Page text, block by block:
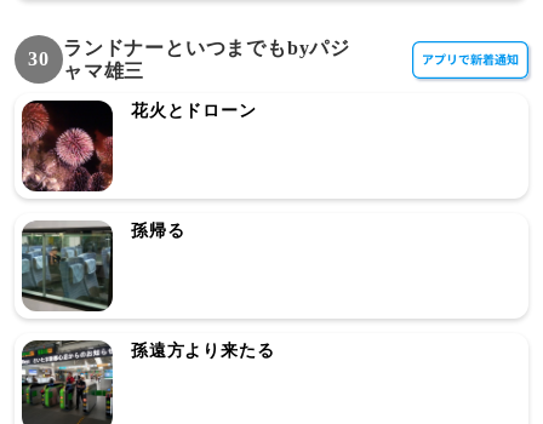
30
ランドナーといつまでもbyパジ
ャマ雄三
花火とドローン
孫帰る
孫遠方より来たる